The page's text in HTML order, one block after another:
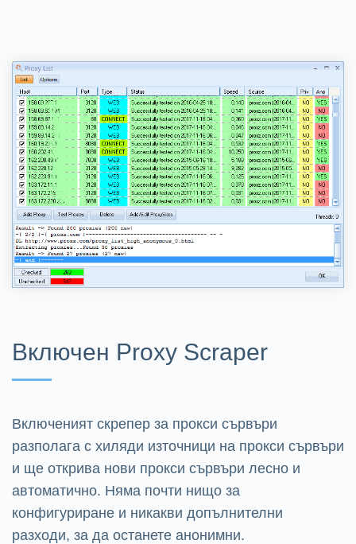
Включен Proxy Scraper
Включеният скрепер за прокси сървъри
разполага с хиляди източници на прокси сървъри
и ще открива нови прокси сървъри лесно и
автоматично. Няма почти нищо за
конфигуриране и никакви допълнителни
разходи, за да останете анонимни.